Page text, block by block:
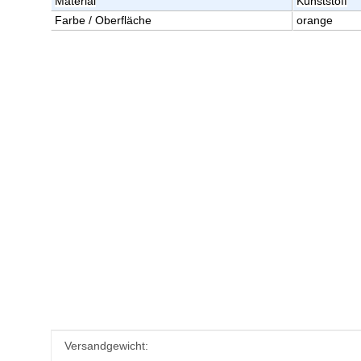
Farbe / Oberfläche
orange
Produkteigenschaft
Wert
Versandgewicht: